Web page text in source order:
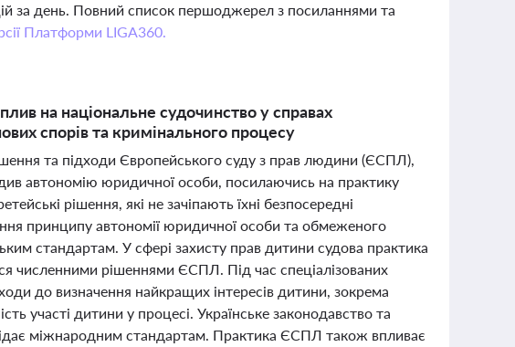
за день. Повний список першоджерел з посиланнями та
Платформи LIGA360.
на національне судочинство у справах
спорів та кримінального процесу
та підходи Європейського суду з прав людини (ЄСПЛ),
автономію юридичної особи, посилаючись на практику
рішення, які не зачіпають їхні безпосередні
принципу автономії юридичної особи та обмеженого
стандартам. У сфері захисту прав дитини судова практика
численними рішеннями ЄСПЛ. Під час спеціалізованих
до визначення найкращих інтересів дитини, зокрема
участі дитини у процесі. Українське законодавство та
міжнародним стандартам. Практика ЄСПЛ також впливає